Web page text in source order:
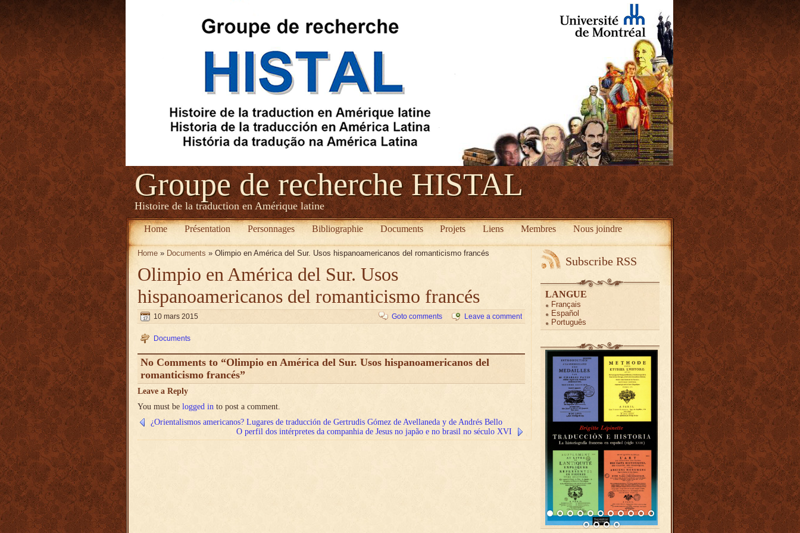
Groupe de recherche HISTAL
Histoire de la traduction en Amérique latine
Home Présentation Personnages Bibliographie Documents Projets Liens Membres Nous joindre
Home » Documents » Olimpio en América del Sur. Usos hispanoamericanos del romanticismo francés
Olimpio en América del Sur. Usos
hispanoamericanos del romanticismo francés
10 mars 2015 Goto comments Leave a comment
Documents
No Comments to “Olimpio en América del Sur. Usos hispanoamericanos del
romanticismo francés”
Leave a Reply
You must be logged in to post a comment.
¿Orientalismos americanos? Lugares de traducción de Gertrudis Gómez de Avellaneda y de Andrés Bello
O perfil dos intérpretes da companhia de Jesus no japão e no brasil no século XVI
Subscribe RSS
LANGUE
Français
Español
Português